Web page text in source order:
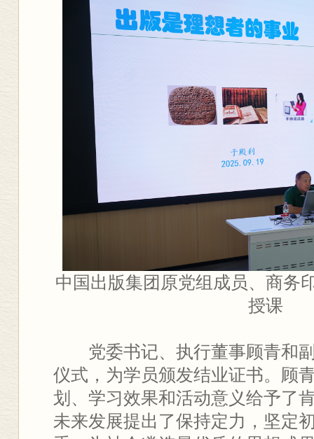
中国出版集团原党组成员、商务
授课
党委书记、执行董事顾青和
仪式，为学员颁发结业证书。顾
划、学习效果和活动意义给予了
未来发展提出了保持定力，坚定